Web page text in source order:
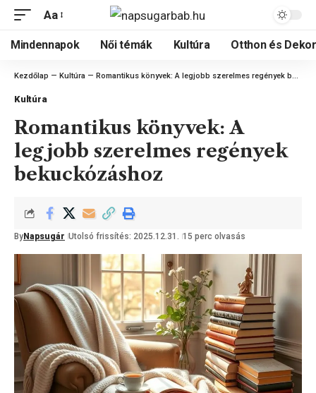
Aa
Mindennapok Női témák Kultúra Otthon és
Kezdőlap — Kultúra — Romantikus könyvek: A legjobb szerelmes regények bekuckózáshoz
Kultúra
Romantikus könyvek: A
legjobb szerelmes regények
bekuckózáshoz
By Napsugár Utolsó frissítés: 2025.12.31. 15 perc olvasás